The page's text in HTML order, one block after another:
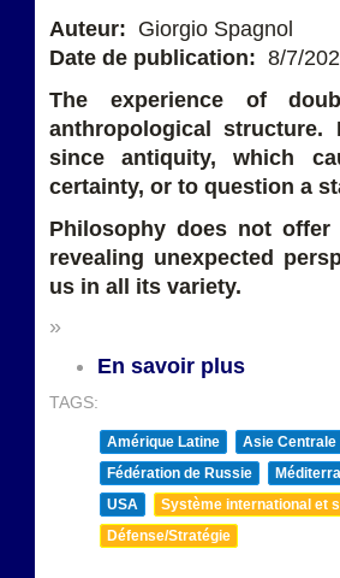
Auteur: Giorgio Spagnol
Date de publication: 8/7/
The experience of
anthropological
since antiquity, which
certainty, or to question a
Philosophy does not
revealing unexpected
us in all its variety.
»
En savoir plus
TAGS:
Amérique Latine
Asie Centrale
Fédération de Russie
USA
Système international et
Défense/Stratégie